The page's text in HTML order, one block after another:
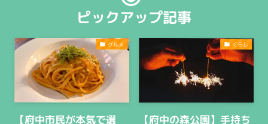
ピックアップ記事
グルメ
【府中市民が本気で選
くらし
【府中の森公園】手持ち